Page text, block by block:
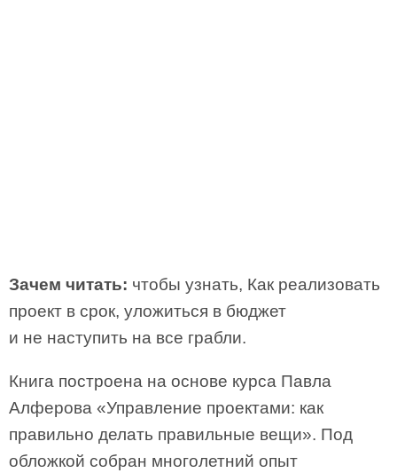
Зачем читать: чтобы узнать, Как реализовать
проект в срок, уложиться в бюджет
и не наступить на все грабли.
Книга построена на основе курса Павла
Алферова «Управление проектами: как
правильно делать правильные вещи». Под
обложкой собран многолетний опыт